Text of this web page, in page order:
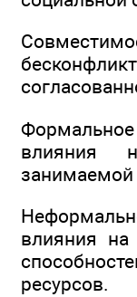
влияния
влияния
ресурсов.